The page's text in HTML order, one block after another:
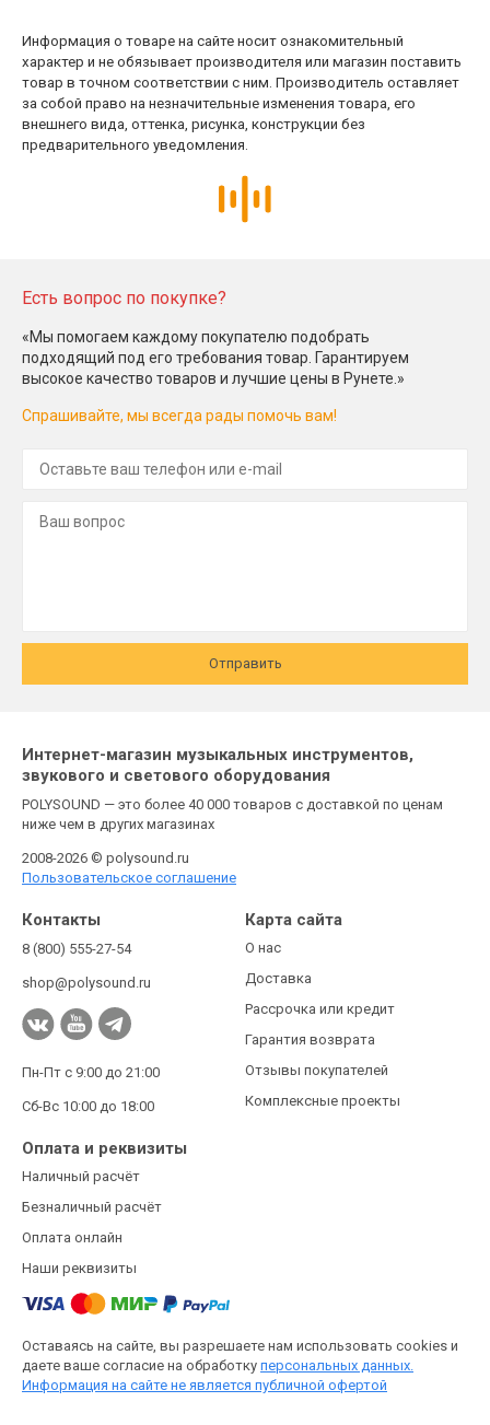
Информация о товаре на сайте носит ознакомительный
характер и не обязывает производителя или магазин поставить
товар в точном соответствии с ним. Производитель оставляет
за собой право на незначительные изменения товара, его
внешнего вида, оттенка, рисунка, конструкции без
предварительного уведомления.
Есть вопрос по покупке?
«Мы помогаем каждому покупателю подобрать
подходящий под его требования товар. Гарантируем
высокое качество товаров и лучшие цены в Рунете.»
Спрашивайте, мы всегда рады помочь вам!
Отправить
Интернет-магазин музыкальных инструментов,
звукового и светового оборудования
POLYSOUND — это более 40 000 товаров с доставкой по ценам
ниже чем в других магазинах
2008-2026 © polysound.ru
Пользовательское соглашение
Контакты
8 (800) 555-27-54
shop@polysound.ru
Пн-Пт с 9:00 до 21:00
Сб-Вс 10:00 до 18:00
Карта сайта
О нас
Доставка
Рассрочка или кредит
Гарантия возврата
Отзывы покупателей
Комплексные проекты
Оплата и реквизиты
Наличный расчёт
Безналичный расчёт
Оплата онлайн
Наши реквизиты
Оставаясь на сайте, вы разрешаете нам использовать cookies и
даете ваше согласие на обработку персональных данных.
Информация на сайте не является публичной офертой